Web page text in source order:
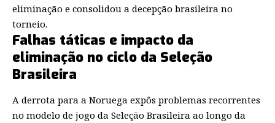
eliminação e consolidou a decepção brasileira no
torneio.
Falhas táticas e impacto da
eliminação no ciclo da Seleção
Brasileira
A derrota para a Noruega expôs problemas recorrentes
no modelo de jogo da Seleção Brasileira ao longo da